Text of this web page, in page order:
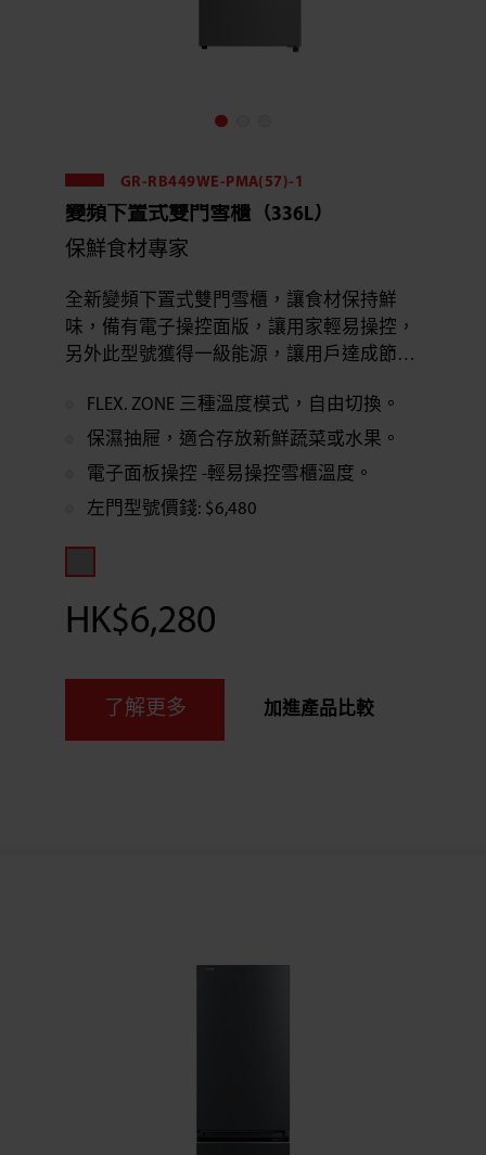
GR-RB449WE-PMA(57)-1
變頻下置式雙門雪櫃（336L）
保鮮食材專家
全新變頻下置式雙門雪櫃，讓食材保持鮮
味，備有電子操控面版，讓用家輕易操控，
另外此型號獲得一級能源，讓用戶達成節能
擇。FLEX. ZONE 三種溫度模式，自由切換。
保濕抽屜，適合存放新鮮蔬菜或水果。
電子面板操控 -輕易操控雪櫃溫度。
左門型號價錢: $6,480
HK$6,280
了解更多 加進產品比較